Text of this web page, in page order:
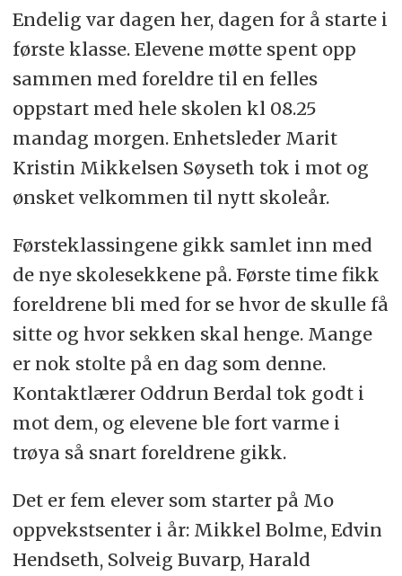
Endelig var dagen her, dagen for å starte i
første klasse. Elevene møtte spent opp
sammen med foreldre til en felles
oppstart med hele skolen kl 08.25
mandag morgen. Enhetsleder Marit
Kristin Mikkelsen Søyseth tok i mot og
ønsket velkommen til nytt skoleår.
Førsteklassingene gikk samlet inn med
de nye skolesekkene på. Første time fikk
foreldrene bli med for se hvor de skulle få
sitte og hvor sekken skal henge. Mange
er nok stolte på en dag som denne.
Kontaktlærer Oddrun Berdal tok godt i
mot dem, og elevene ble fort varme i
trøya så snart foreldrene gikk.
Det er fem elever som starter på Mo
oppvekstsenter i år: Mikkel Bolme, Edvin
Hendseth, Solveig Buvarp, Harald